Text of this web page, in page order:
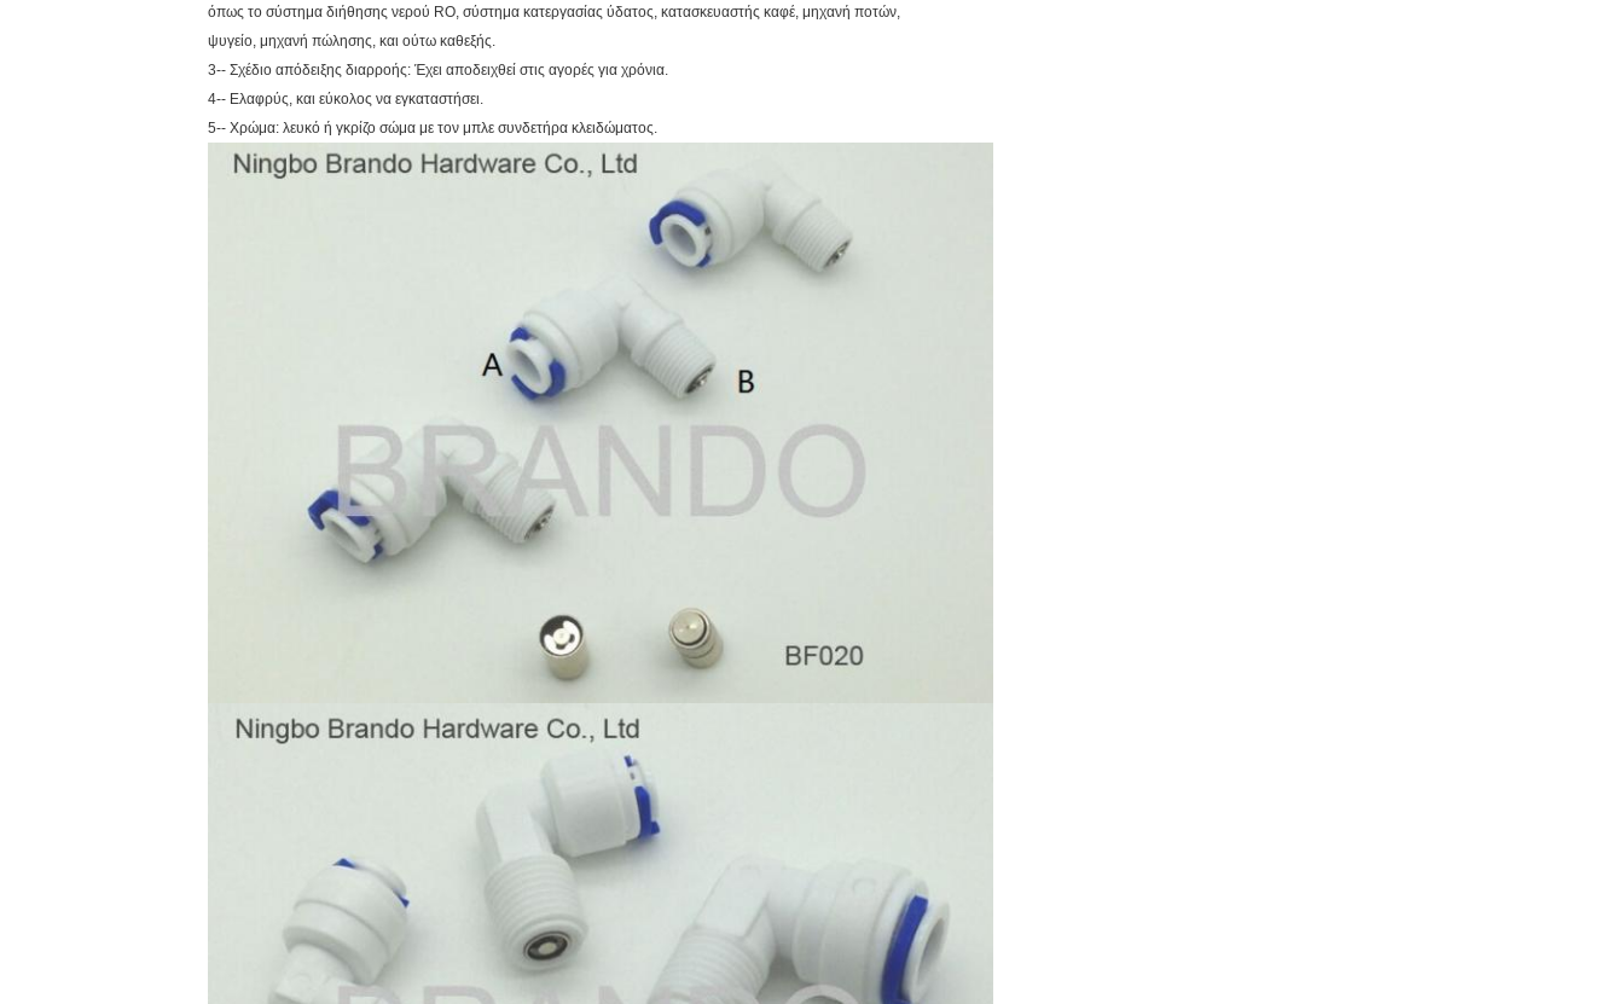
όπως το σύστημα διήθησης νερού RO, σύστημα κατεργασίας ύδατος, κατασκευαστής καφέ, μηχανή ποτών,
ψυγείο, μηχανή πώλησης, και ούτω καθεξής.
3-- Σχέδιο απόδειξης διαρροής: Έχει αποδειχθεί στις αγορές για χρόνια.
4-- Ελαφρύς, και εύκολος να εγκαταστήσει.
5-- Χρώμα: λευκό ή γκρίζο σώμα με τον μπλε συνδετήρα κλειδώματος.